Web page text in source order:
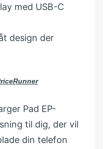
med USB-C
design der
Pad EP-
til dig, der vil
din telefon